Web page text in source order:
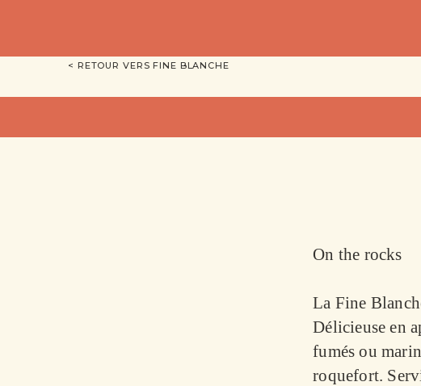
< RETOUR VERS FINE BLANCHE
On the rocks
La Fine
Délicieuse en
fumés ou
roquefort.